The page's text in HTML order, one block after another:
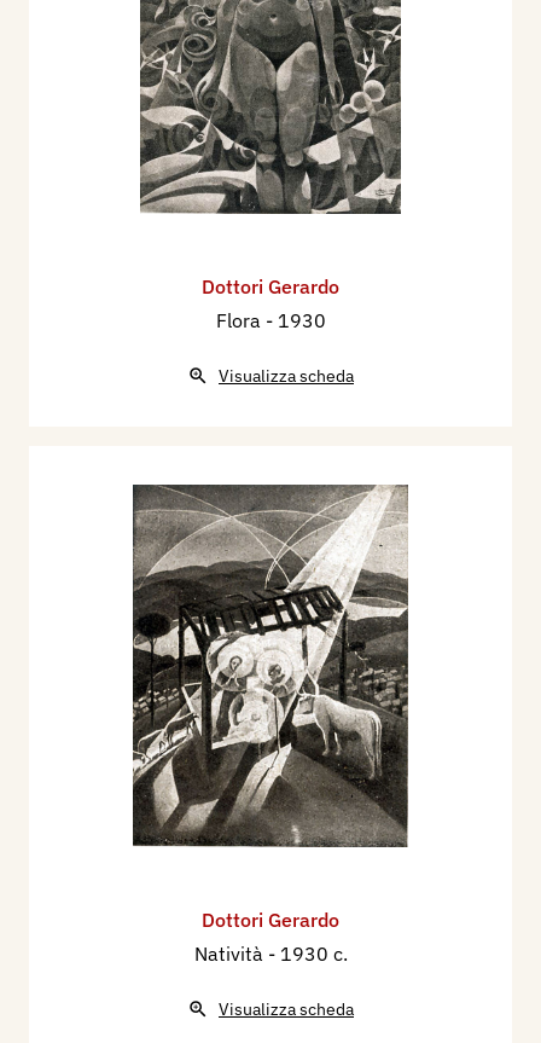
Dottori Gerardo
Flora - 1930
Visualizza scheda
Dottori Gerardo
Natività - 1930 c.
Visualizza scheda